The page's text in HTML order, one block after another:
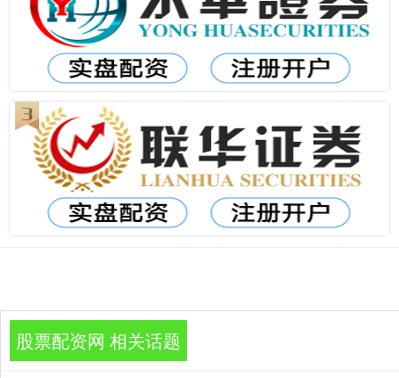
股票配资网 相关话题